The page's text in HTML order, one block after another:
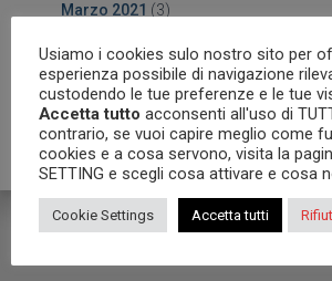
Marzo 2021 (3)
Febbraio 2021 (6)
Gennaio 2021(3)
Usiamo i cookies sulo nostro sito per
esperienza possibile di navigazione
custodendo le tue preferenze e le tue
Accetta tutto acconsenti all'uso di
contrario, se vuoi capire meglio come
cookies e a cosa servono, visita la
SETTING e scegli cosa attivare e cosa
Cookie Settings Accetta tutti